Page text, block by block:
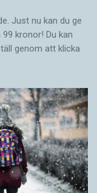
Just nu kan du ge
kronor! Du kan
genom att klicka